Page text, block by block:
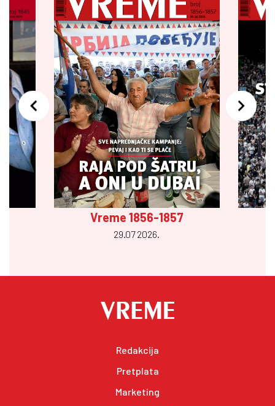
Vreme 1856-1857
29.07 2026.
Redakcija
Pretplata
Marketing